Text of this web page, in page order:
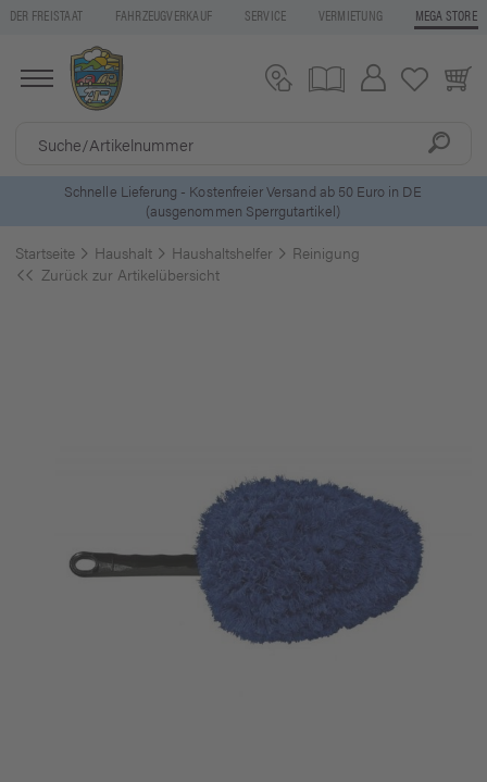
DER FREISTAAT FAHRZEUGVERKAUF SERVICE VERMIETUNG MEGA STORE
Schnelle Lieferung - Kostenfreier Versand ab 50 Euro in DE
(ausgenommen Sperrgutartikel)
Startseite Haushalt Haushaltshelfer
Reinigung
Zurück zur Artikelübersicht